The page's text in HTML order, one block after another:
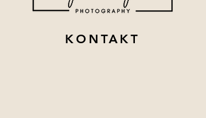
KONTAKT